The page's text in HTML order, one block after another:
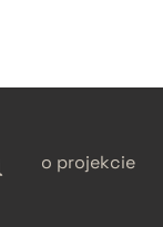
o projekcie